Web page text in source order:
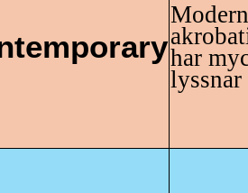
har
lyssnar